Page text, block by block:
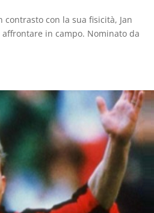
con la sua fisicità, Jan
in campo. Nominato da